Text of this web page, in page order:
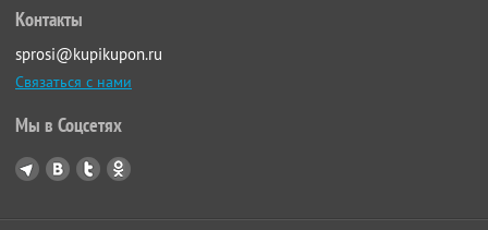
Контакты
sprosi@kupikupon.ru
Связаться с нами
Мы в Соцсетях